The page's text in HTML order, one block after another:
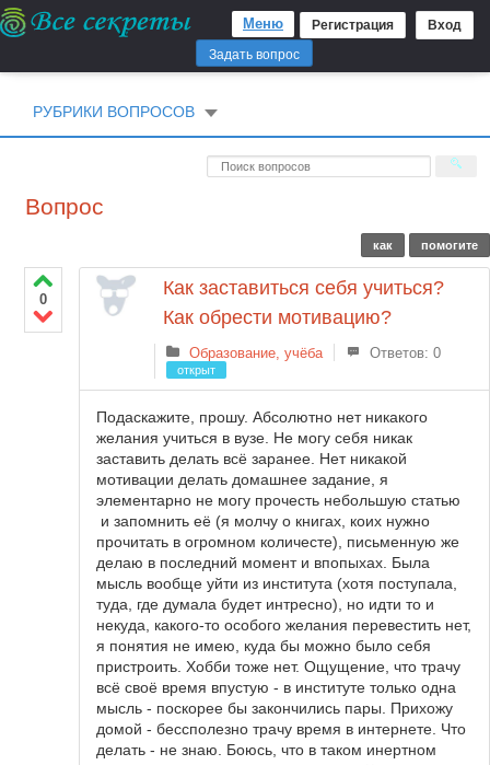
Регистрация Вход
Меню
Задать вопрос
РУБРИКИ ВОПРОСОВ
Вопрос
как помогите
0
Как заставиться себя учиться?
Как обрести мотивацию?
Образование, учёба Ответов: 0
открыт
Подаскажите, прошу. Абсолютно нет никакого
желания учиться в вузе. Не могу себя никак
заставить делать всё заранее. Нет никакой
мотивации делать домашнее задание, я
элементарно не могу прочесть небольшую статью
и запомнить её (я молчу о книгах, коих нужно
прочитать в огромном количесте), письменную же
делаю в последний момент и впопыхах. Была
мысль вообще уйти из института (хотя поступала,
туда, где думала будет интресно), но идти то и
некуда, какого-то особого желания перевестить нет,
я понятия не имею, куда бы можно было себя
пристроить. Хобби тоже нет. Ощущение, что трачу
всё своё время впустую - в институте только одна
мысль - поскорее бы закончились пары. Прихожу
домой - бессполезно трачу время в интернете. Что
делать - не знаю. Боюсь, что в таком инертном